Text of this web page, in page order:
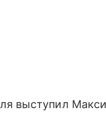
выступил